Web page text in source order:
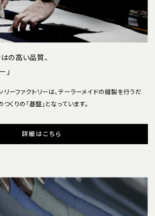
の高い品質、
」
ーファクトリーは、テーラーメイドの縫製を行うだ
くりの「基盤」となっています。
詳細はこちら